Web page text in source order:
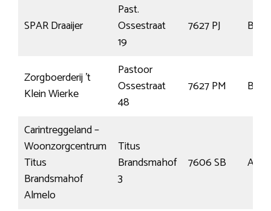
SPAR Draaijer
Past.
Ossestraat
19
7627 PJ
Zorgboerderij ’t
Klein Wierke
Pastoor
Ossestraat
48
7627 PM
Carintreggeland –
Woonzorgcentrum
Titus
Brandsmahof
Almelo
Titus
Brandsmahof
3
7606 SB